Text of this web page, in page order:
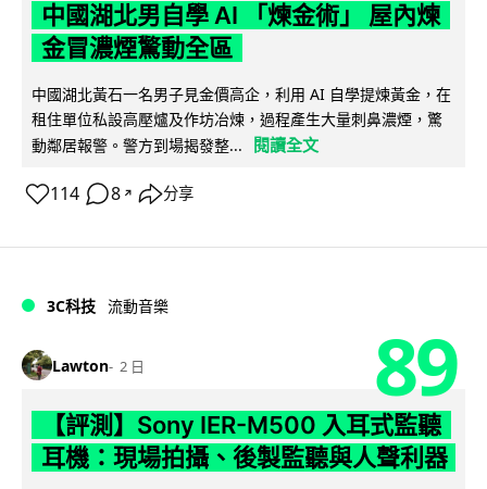
中國湖北男自學 AI 「煉金術」 屋內煉
金冒濃煙驚動全區
中國湖北黃石一名男子見金價高企，利用 AI 自學提煉黃金，在
租住單位私設高壓爐及作坊冶煉，過程產生大量刺鼻濃煙，驚
動鄰居報警。警方到場揭發整...
閱讀全文
114 8 ↗ 分享
3C科技 流動音樂
Lawton 2 日 89
【評測】Sony IER-M500 入耳式監聽
耳機：現場拍攝、後製監聽與人聲利器